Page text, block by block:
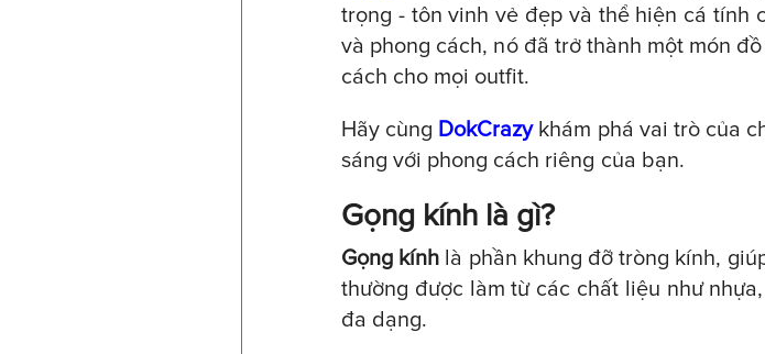
trọng - tôn vinh vẻ đẹp và thể hiện cá tính
và phong cách, nó đã trở thành một món
cách cho mọi outfit.
Hãy cùng DokCrazykhám phá vai trò của
sáng với phong cách riêng của bạn.
Gọng kính là gì?
Gọng kính là phần khung đỡ tròng kính,
thường được làm từ các chất liệu như
đa dạng.